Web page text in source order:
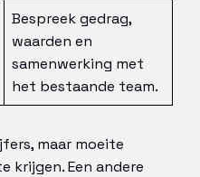
Bespreek gedrag,
waarden en
samenwerking met
het bestaande team.
maar moeite
krijgen. Een andere